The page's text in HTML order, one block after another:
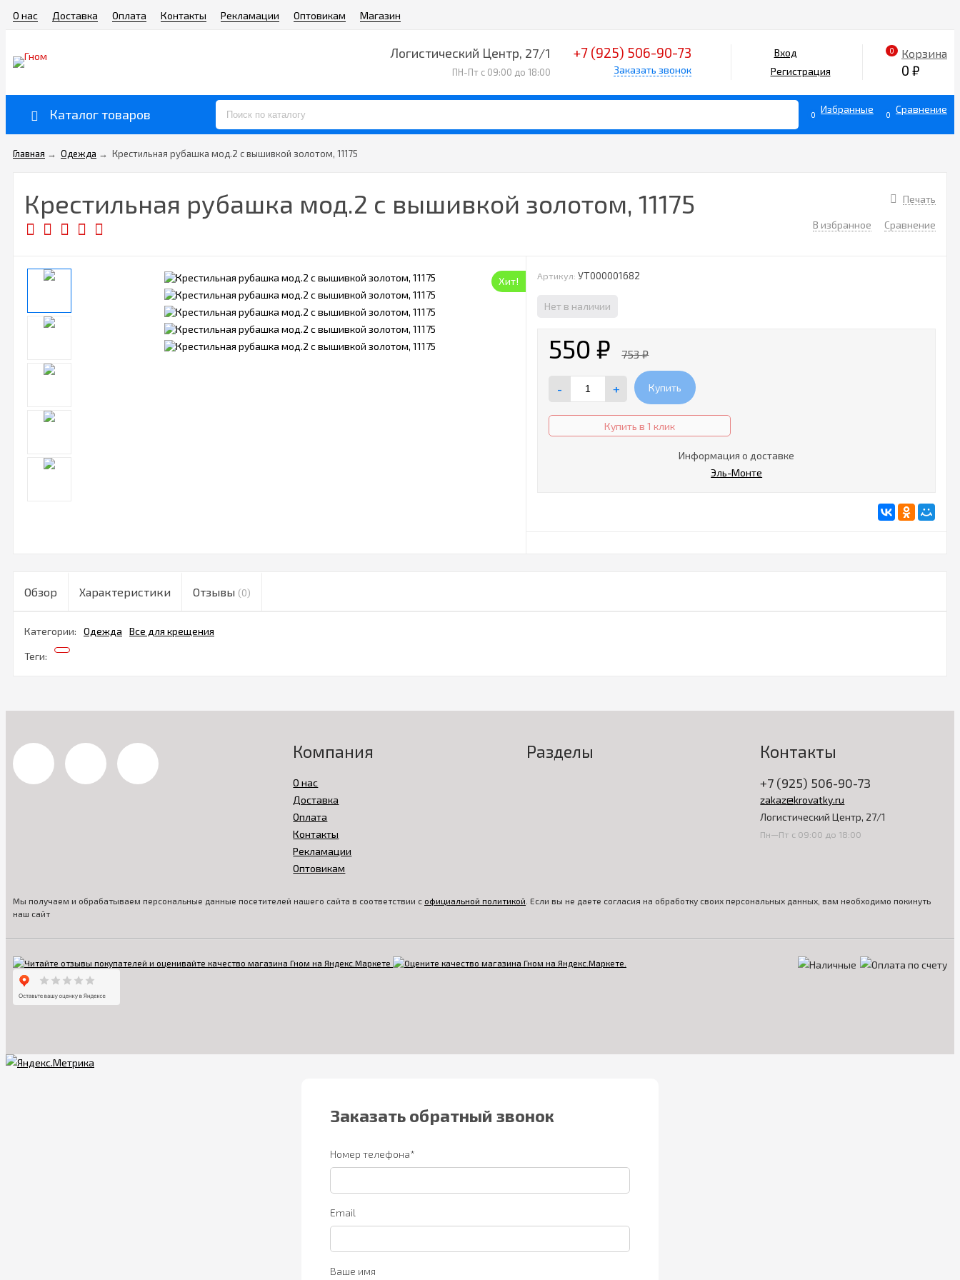
О нас Доставка Оплата Контакты Рекламации Оптовикам Магазин
Логистический Центр, 27/1
ПН-Пт с 09:00 до 18:00
+7 (925) 506-90-73
Заказать звонок
Вход
Регистрация
0 Корзина
0 ₽
Каталог товаров 0 Избранные 0 Сравнение
Главная → Одежда → Крестильная рубашка мод.2 с вышивкой золотом, 11175
Печать
Крестильная рубашка мод.2 с вышивкой золотом, 11175
В избранное Сравнение
Хит! Артикул: УТ000001682
Нет в наличии
550₽ 753₽
- + Купить
Купить в 1 клик
Информация о доставке
Эль-Монте
Обзор Характеристики Отзывы (0)
Категории: Одежда Все для крещения
Теги:
Компания
О нас
Доставка
Оплата
Контакты
Рекламации
Оптовикам
Разделы Контакты
+7 (925) 506-90-73
zakaz@krovatky.ru
Логистический Центр, 27/1
Пн—Пт с 09:00 до 18:00
Мы получаем и обрабатываем персональные данные посетителей нашего сайта в соответствии с официальной политикой . Если вы не даете согласия на обработку своих персональных данных, вам необходимо покинуть
наш сайт
Заказать обратный звонок
Номер телефона*
Email
Ваше имя